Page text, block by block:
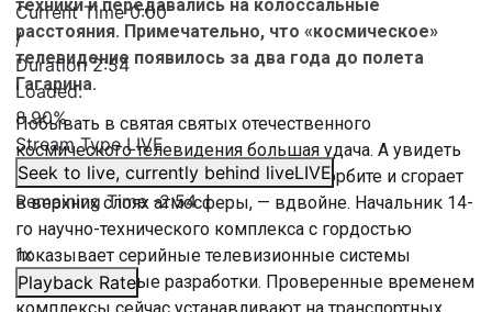
Current Time0:00
/
Duration2:54
Loaded:
8.90%
Stream TypeLIVE
Seek to live, currently behind liveLIVE
Remaining Time -2:54
1x
Playback Rate
техники и передавались на колоссальные
расстояния. Примечательно, что «космическое»
телевидение появилось за два года до полета
Гагарина.
Побывать в святая святых отечественного
космического телевидения большая удача. А увидеть
на земле то, что обычно находится на орбите и сгорает
в верхних слоях атмосферы, — вдвойне. Начальник 14-
го научно-технического комплекса с гордостью
показывает серийные телевизионные системы
и перспективные разработки. Проверенные временем